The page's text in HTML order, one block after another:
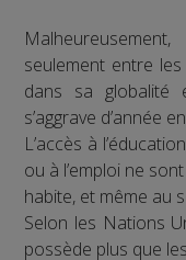
seulement entre
dans sa globalité
s’aggrave d’année
L’accès à
ou à l’emploi ne
habite, et même au
Selon les Nations
possède plus que